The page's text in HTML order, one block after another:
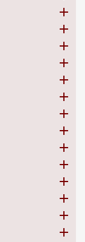













